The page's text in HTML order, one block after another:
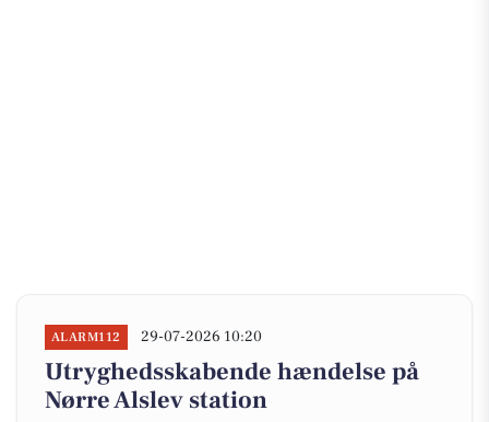
ALARM112 29-07-2026 10:20
Utryghedsskabende hændelse på
Nørre Alslev station